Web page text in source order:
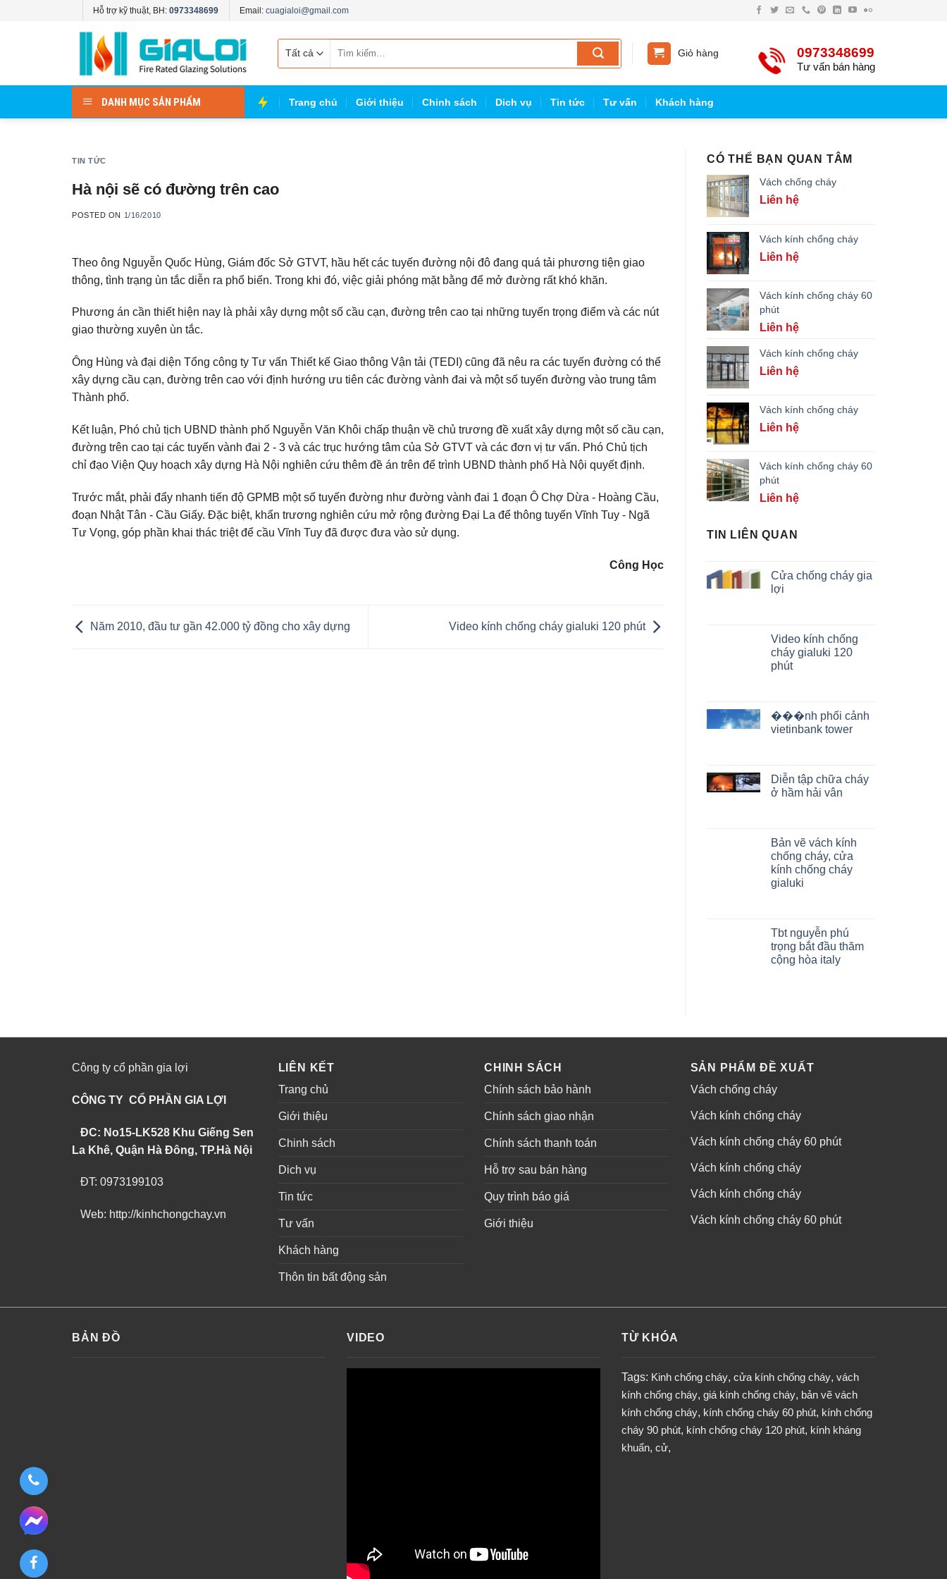
Hỗ trợ kỹ thuật, BH: 0973348699 Email: cuagialoi@gmail.com
kiếm:
Giỏ hàng 0973348699
Tư vấn bán hàng
DANH MỤC SẢN PHẨM Trang chủ Giới thiệu Chinh sách Dich vụ Tin tức Tư vấn Khách hàng
TIN TỨC
Hà nội sẽ có đường trên cao
POSTED ON 1/16/2010
Theo ông Nguyễn Quốc Hùng, Giám đốc Sở GTVT, hầu hết các tuyến đường nội đô đang quá tải phương tiện giao
thông, tình trạng ùn tắc diễn ra phổ biến. Trong khi đó, việc giải phóng mặt bằng để mở đường rất khó khăn.
Phương án cần thiết hiện nay là phải xây dựng một số cầu cạn, đường trên cao tại những tuyến trọng điểm và các nút
giao thường xuyên ùn tắc.
Ông Hùng và đại diện Tổng công ty Tư vấn Thiết kế Giao thông Vận tải (TEDI) cũng đã nêu ra các tuyến đường có thể
xây dựng cầu cạn, đường trên cao với định hướng ưu tiên các đường vành đai và một số tuyến đường vào trung tâm
Thành phố.
Kết luận, Phó chủ tịch UBND thành phố Nguyễn Văn Khôi chấp thuận về chủ trương đề xuất xây dựng một số cầu cạn,
đường trên cao tại các tuyến vành đai 2 - 3 và các trục hướng tâm của Sở GTVT và các đơn vị tư vấn. Phó Chủ tịch
chỉ đạo Viện Quy hoạch xây dựng Hà Nội nghiên cứu thêm đề án trên để trình UBND thành phố Hà Nội quyết định.
Trước mắt, phải đẩy nhanh tiến độ GPMB một số tuyến đường như đường vành đai 1 đoạn Ô Chợ Dừa - Hoàng Cầu,
đoạn Nhật Tân - Cầu Giấy. Đặc biệt, khẩn trương nghiên cứu mở rộng đường Đại La để thông tuyến Vĩnh Tuy - Ngã
Tư Vọng, góp phần khai thác triệt để cầu Vĩnh Tuy đã được đưa vào sử dụng.
Công Học
Năm 2010, đầu tư gần 42.000 tỷ đồng cho xây dựng Video kính chống cháy gialuki 120 phút
CÓ THỂ BẠN QUAN TÂM
Vách chống cháy
Liên hệ
Vách kính chống cháy
Liên hệ
Vách kính chống cháy 60
phút
Liên hệ
Vách kính chống cháy
Liên hệ
Vách kính chống cháy
Liên hệ
Vách kính chống cháy 60
phút
Liên hệ
TIN LIÊN QUAN
Cửa chống cháy gia
lợi
Video kính chống
cháy gialuki 120
phút
���nh phối cảnh
vietinbank tower
Diễn tập chữa cháy
ở hầm hải vân
Bản vẽ vách kính
chống cháy, cửa
kính chống cháy
gialuki
Tbt nguyễn phú
trọng bắt đầu thăm
cộng hòa italy
Công ty cổ phần gia lợi
CÔNG TY CỔ PHẦN GIA LỢI
ĐC: No15-LK528 Khu Giếng Sen
La Khê, Quận Hà Đông, TP.Hà Nội
ĐT: 0973199103
Web: http://kinhchongchay.vn
LIÊN KẾT
Trang chủ
Giới thiệu
Chinh sách
Dich vụ
Tin tức
Tư vấn
Khách hàng
Thôn tin bất động sản
CHINH SÁCH
Chính sách bảo hành
Chính sách giao nhận
Chính sách thanh toán
Hỗ trợ sau bán hàng
Quy trình báo giá
Giới thiệu
SẢN PHẨM ĐỀ XUẤT
Vách chống cháy
Vách kính chống cháy
Vách kính chống cháy 60 phút
Vách kính chống cháy
Vách kính chống cháy
Vách kính chống cháy 60 phút
BẢN ĐỒ VIDEO TỪ KHÓA
Tags: Kinh chống cháy, cửa kính chống cháy, vách
kính chống cháy, giá kính chống cháy, bản vẽ vách
kính chống cháy, kính chống cháy 60 phút, kính chống
cháy 90 phút, kính chống cháy 120 phút, kính kháng
khuẩn, cử,